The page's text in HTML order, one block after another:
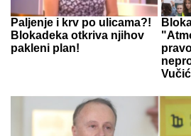
Paljenje i krv po ulicama?!
Blokadeka otkriva njihov
pakleni plan!